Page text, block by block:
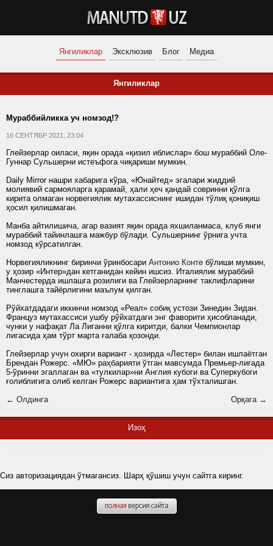
Янгиликлар Эксклюзив Блог Медиа
Янгиликлар
Мураббийликка уч номзод!?
16 СЕНТЯБР 2021, 23:04
Глейзерлар оиласи, яқин орада «қизил иблислар» бош мураббий Оле-
Гуннар Сульшерни истеъфога чиқариши мумкин.
Daily Mirror нашри хабарига кўра, «Юнайтед» эгалари жиддий
молиявий сармояларга қарамай, ҳали ҳеч қандай совринни қўлга
кирита олмаган норвегиялик мутахассиснинг ишидан тўлиқ қониқиш
ҳосил қилишмаган.
Манба айтилишича, агар вазият яқин орада яхшиланмаса, клуб янги
мураббий тайинлашга мажбур бўлади. Сульшернинг ўрнига учта
номзод кўрсатилган.
Норвегияликнинг биринчи ўринбосари Антонио Конте бўлиши мумкин,
у ҳозир «Интер»дан кетганидан кейин ишсиз. Италиялик мураббий
Манчестерда ишлашга розилиги ва Глейзерларнинг таклифларини
тинглашга тайёрлигини маълум қилган.
Рўйхатдадаги иккинчи номзод «Реал» собиқ устози Зинедин Зидан.
Француз мутахассиси ушбу рўйхатдаги энг фаворити ҳисобланади,
чунки у нафақат Ла Лиганни қўлга киритди, балки Чемпионлар
лигасида ҳам тўрт марта ғалаба қозонди.
Глейзерлар учун охирги вариант - ҳозирда «Лестер» билан ишлаётган
Брендан Рожерс. «МЮ» раҳбарияти ўтган мавсумда Премьер-лигада
5-ўринни эгаллаган ва «тулкилар»ни Англия кубоги ва Суперкубоги
ғолиблигига олиб келган Рожерс вариантига ҳам тўхталишган.
← Олдинга
Орқага →
Изоҳ
Сиз авторизациядан ўтмагансиз. Шарҳ қўшиш учун сайтга киринг.